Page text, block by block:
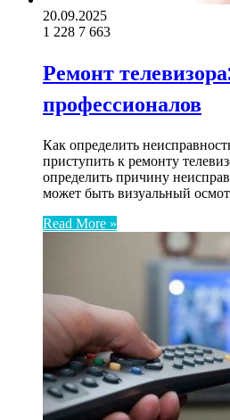
20.09.2025
1 228 7 663
Ремонт
профессионалов
Как определить
приступить к ремонту
определить причину
может быть визуальный
Read More »